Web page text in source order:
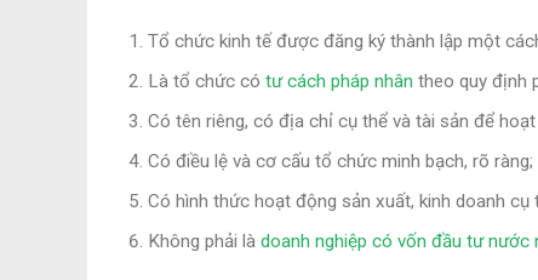
Tổ chức kinh tế được đăng ký thành lập một
Là tổ chức có tư cách pháp nhân theo quy định
Có tên riêng, có địa chỉ cụ thể và tài sản để
Có điều lệ và cơ cấu tổ chức minh bạch, rõ ràng;
Có hình thức hoạt động sản xuất, kinh doanh cụ
Không phải là doanh nghiệp có vốn đầu tư nước